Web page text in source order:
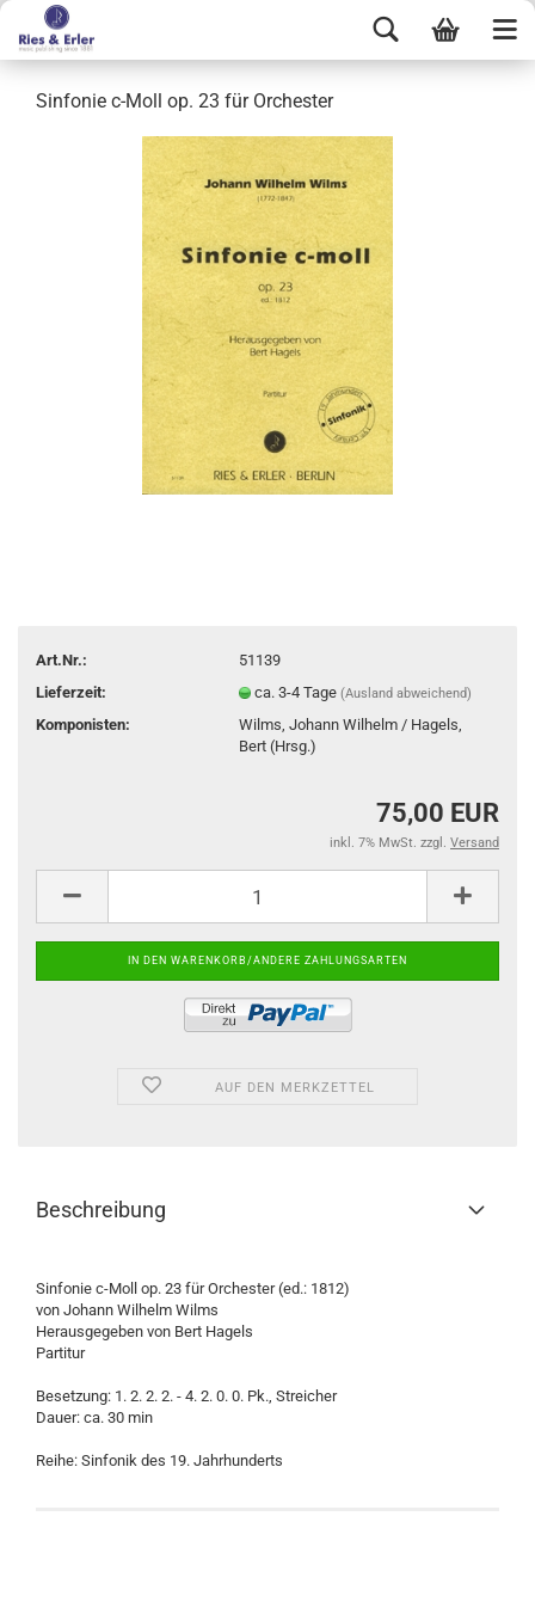
Sinfonie c-Moll op. 23 für Orchester
Art.Nr.:
51139
Lieferzeit:
ca. 3-4 Tage(Ausland abweichend)
Komponisten:
Wilms, Johann Wilhelm / Hagels,
Bert (Hrsg.)
75,00 EUR
inkl. 7% MwSt. zzgl. Versand
AUF DEN MERKZETTEL
Beschreibung
Sinfonie c-Moll op. 23 für Orchester (ed.: 1812)
von Johann Wilhelm Wilms
Herausgegeben von Bert Hagels
Partitur
Besetzung: 1. 2. 2. 2. - 4. 2. 0. 0. Pk., Streicher
Dauer: ca. 30 min
Reihe: Sinfonik des 19. Jahrhunderts